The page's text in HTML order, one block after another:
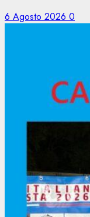
6 Agosto 2026 0